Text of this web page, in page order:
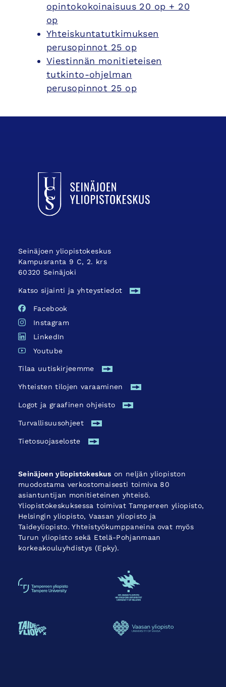
opintokokoinaisuus 20 op + 20
op
Yhteiskuntatutkimuksen
perusopinnot 25 op
Viestinnän monitieteisen
tutkinto-ohjelman
perusopinnot 25 op
Seinäjoen yliopistokeskus
Kampusranta 9 C, 2. krs
60320 Seinäjoki
Katso sijainti ja yhteystiedot
Facebook
Instagram
LinkedIn
Youtube
Tilaa uutiskirjeemme
Yhteisten tilojen varaaminen
Logot ja graafinen ohjeisto
Turvallisuus­ohjeet
Tietosuojaseloste
Seinäjoen yliopistokeskus on neljän yliopiston
muodostama verkostomaisesti toimiva 80
asiantuntijan monitieteinen yhteisö.
Yliopistokeskuksessa toimivat Tampereen yliopisto,
Helsingin yliopisto, Vaasan yliopisto ja
Taideyliopisto. Yhteistyökumppaneina ovat myös
Turun yliopisto sekä Etelä-Pohjanmaan
korkeakouluyhdistys (Epky).